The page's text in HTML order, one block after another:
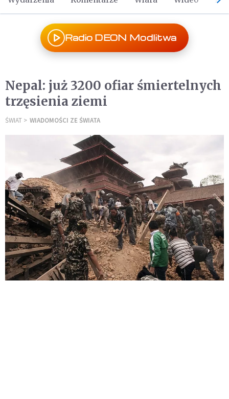
Radio DEON Modlitwa
Nepal: już 3200 ofiar śmiertelnych
trzęsienia ziemi
ŚWIAT WIADOMOŚCI ZE ŚWIATA